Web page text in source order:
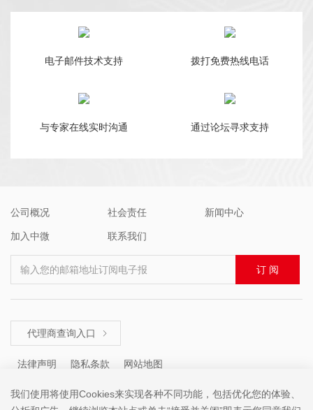
电子邮件技术支持 拨打免费热线电话
与专家在线实时沟通 通过论坛寻求支持
公司概况 社会责任 新闻中心
加入中微 联系我们
输入您的邮箱地址订阅电子报 订 阅
代理商查询入口 
法律声明 隐私条款 网站地图
我们使用将使用Cookies来实现各种不同功能，包括优化您的体验、